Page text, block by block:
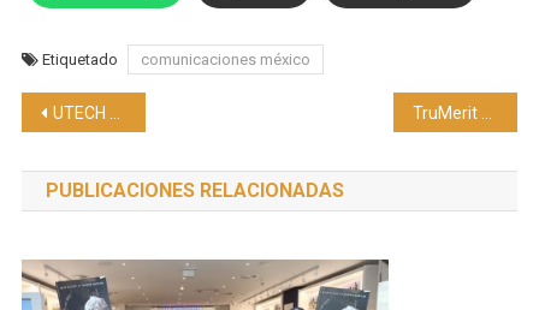
Etiquetado comunicaciones méxico
Navegación
de
entradas
UTECH Las Américas 2025, innovación, negocios y tendencias en poliuretano del 4 al 6 de junio, en Ciudad de México
PUBLICACIONES RELACIONADAS